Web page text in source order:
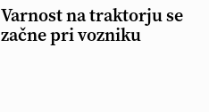
Varnost na traktorju se
začne pri vozniku